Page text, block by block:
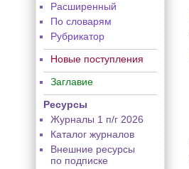
Расширенный
По словарям
Рубрикатор
Новые поступления
Заглавие
Ресурсы
Журналы 1 п/г 2026
Каталог журналов
Внешние ресурсы
по подписке